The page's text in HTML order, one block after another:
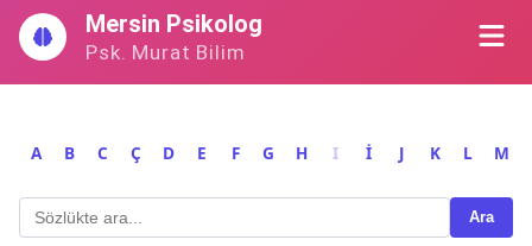
İçeriğe
geç
Mersin Psikolog
Psk. Murat Bilim
A B C Ç D E F G H I İ J K L M
Ara